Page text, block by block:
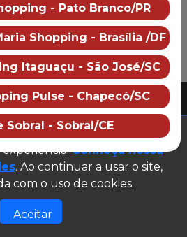
Multicine cinemas
07.609.246/0007-08
por
público v1.0.0
- Pato Branco/PR
Shopping - Brasília /DF
Itaguaçu - São José/SC
Pulse - Chapecó/SC
Sobral - Sobral/CE
para garantir que você
Conheça nossa
. Ao continuar a usar o site,
com o uso de cookies.
Aceitar